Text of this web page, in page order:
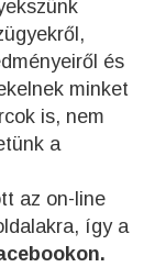
és
minket
is, nem
a
az on-line
így a